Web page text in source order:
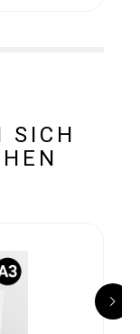
SICH